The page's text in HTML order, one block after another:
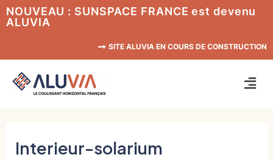
Aller
au
NOUVEAU : SUNSPACE FRANCE est devenu
ALUVIA
SITE ALUVIA EN COURS DE CONSTRUCTION
Interieur-solarium